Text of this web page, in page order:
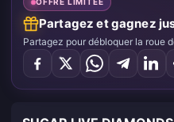
Partagez et gagnez
Partagez pour débloquer la roue